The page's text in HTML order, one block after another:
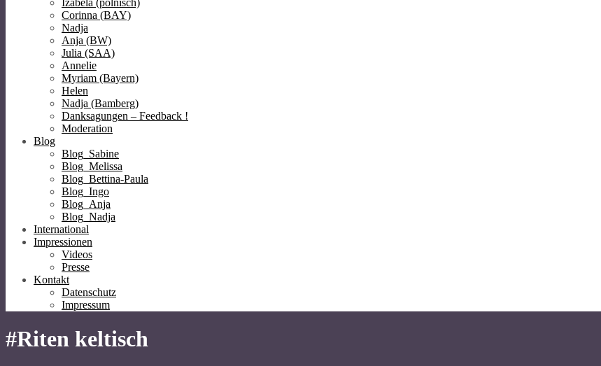
Corinna (BAY)
Nadja
Anja (BW)
Julia (SAA)
Annelie
Myriam (Bayern)
Helen
Nadja (Bamberg)
Danksagungen – Feedback !
Moderation
Blog
Blog_Sabine
Blog_Melissa
Blog_Bettina-Paula
Blog_Ingo
Blog_Anja
Blog_Nadja
International
Impressionen
Videos
Presse
Kontakt
Datenschutz
Impressum
#Riten keltisch